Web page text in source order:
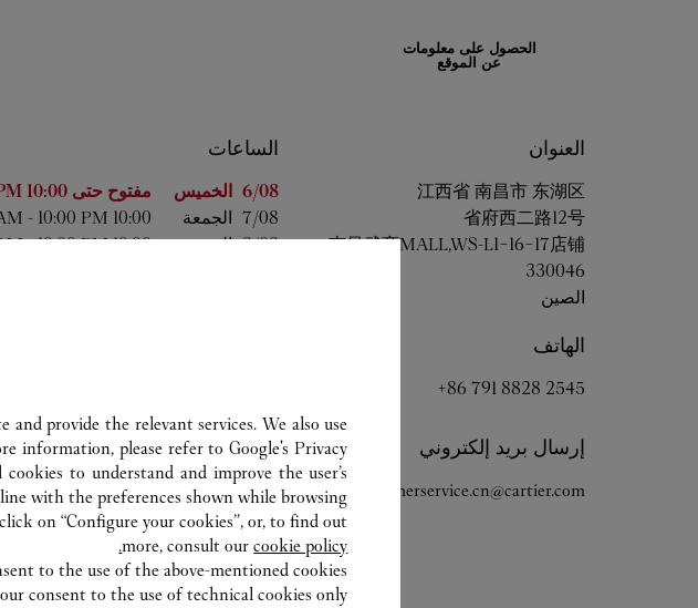
الحصول على معلومات
عن الموقع
العنوان
江西省 南昌市 东湖区
省府西二路12号
南昌武商MALL,WS-L1-16-17店铺
330046
الصين
الهاتف
+86 791 8828 2545
إرسال بريد إلكتروني
customerservice.cn@cartier.com
الساعات
اليوم من الأسبوع الساعات 6/08 الخميس مفتوح حتى10:00 PM
7/08 الجمعة 10:00 AM
- 10:00 PM
8/08 السبت 10:00 AM
-10:00 PM
provide the relevant services. We also use
information, please refer toGoogle's Privacy
to understand and improve the user’s
with the preferences shown while browsing.
on “Configure your cookies”, or, to find out
more, consult ourcookie policy.
to the use of the above-mentioned cookies.
consent to the use of technical cookies only.